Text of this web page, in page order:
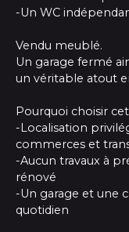
-Un WC
Vendu meublé.
Un garage fermé
un véritable atout
Pourquoi choisir
-Localisation
commerces et
-Aucun travaux à
rénové
-Un garage et une
quotidien